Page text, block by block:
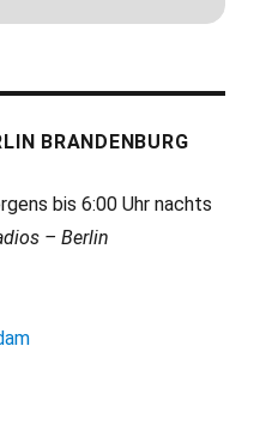
BRANDENBURG
bis 6:00 Uhr nachts
– Berlin